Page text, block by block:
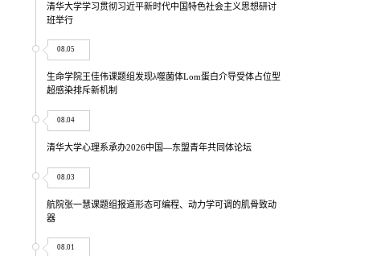
清华大学学习贯彻习近平新时代中国特色社会主义思想研讨
班举行
08.05
生命学院王佳伟课题组发现λ噬菌体Lom蛋白介导受体占位型
超感染排斥新机制
08.04
清华大学心理系承办2026中国—东盟青年共同体论坛
08.03
航院张一慧课题组报道形态可编程、动力学可调的肌骨致动
器
08.01